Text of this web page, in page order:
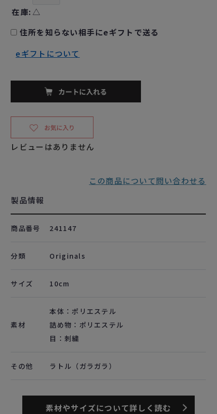
在庫:△
住所を知らない相手にeギフトで送る
eギフトについて
レビューはありません
この商品について問い合わせる
製品情報
商品番号 241147
分類 Originals
サイズ 10cm
素材
本体：ポリエステル
詰め物：ポリエステル
目：刺繍
その他 ラトル（ガラガラ）
素材やサイズについて詳しく読む